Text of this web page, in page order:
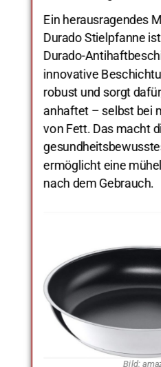
Ein herausragendes
Durado Stielpfanne
Durado-
innovative
robust und sorgt
anhaftet – selbst bei
von Fett. Das macht
ermöglicht eine
nach dem Gebrauch.
Bild: